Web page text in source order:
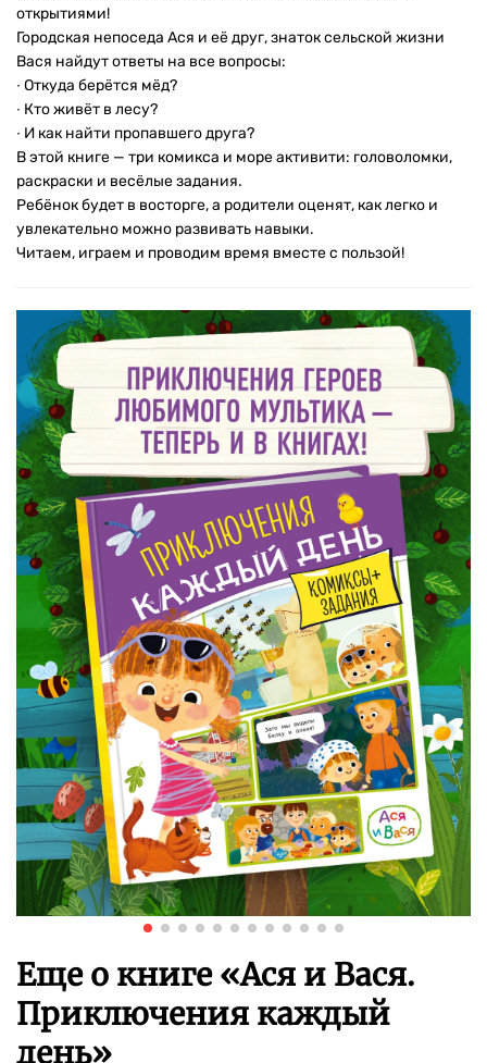
открытиями!
Городская непоседа Ася и её друг, знаток сельской жизни
Вася найдут ответы на все вопросы:
∙ Откуда берётся мёд?
∙ Кто живёт в лесу?
∙ И как найти пропавшего друга?
В этой книге — три комикса и море активити: головоломки,
раскраски и весёлые задания.
Ребёнок будет в восторге, а родители оценят, как легко и
увлекательно можно развивать навыки.
Читаем, играем и проводим время вместе с пользой!
Еще о книге «Ася и Вася.
Приключения каждый
день»